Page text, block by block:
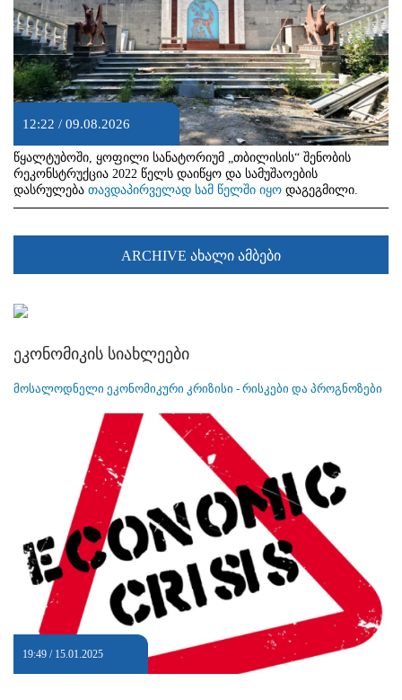
12:22 / 09.08.2026
წყალტუბოში, ყოფილი სანატორიუმ „თბილისის“ შენობის
რეკონსტრუქცია 2022 წელს დაიწყო და სამუშაოების
დასრულება თავდაპირველად სამ წელში იყო დაგეგმილი.
ARCHIVE ახალი ამბები
ეკონომიკის სიახლეები
მოსალოდნელი ეკონომიკური კრიზისი - რისკები და პროგნოზები
19:49 / 15.01.2025